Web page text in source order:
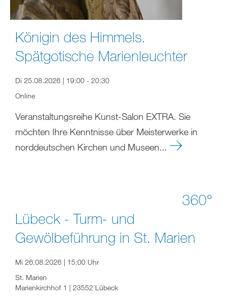
Königin des Himmels.
Spätgotische Marienleuchter
Di 25.08.2026 | 19:00 - 20:30
Online
Veranstaltungsreihe Kunst-Salon EXTRA. Sie
möchten Ihre Kenntnisse über Meisterwerke in
norddeutschen Kirchen und Museen...
360°
Lübeck - Turm- und
Gewölbeführung in St. Marien
Mi 26.08.2026 | 15:00 Uhr
St. Marien
Marienkirchhof 1 | 23552 Lübeck